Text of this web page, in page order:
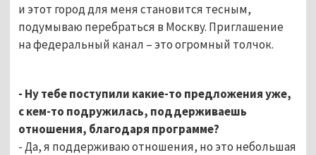
и этот город для меня становится тесным,
подумываю перебраться в Москву. Приглашение
на федеральный канал – это огромный толчок.
- Ну тебе поступили какие-то предложения уже,
с кем-то подружилась, поддерживаешь
отношения, благодаря программе?
- Да, я поддерживаю отношения, но это небольшая